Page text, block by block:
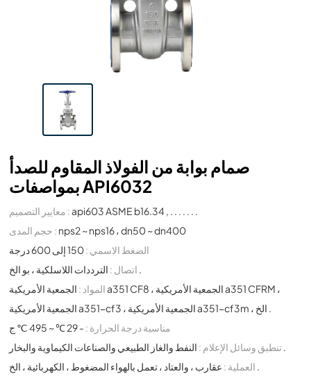
صمام بوابة من الفولاذ المقاوم للصدأ
بمواصفات API6032
معايير التصميم :api603 ASME b16.34 , . . . . . . .
حجم المدى : nps2 ~ nps16 ، dn50 ~ dn400
الضغط الاسمي :150 إلى 600 درجة
اتصال : الترددات اللاسلكية ، بو الخ .
المواد : الجمعية الأمريكية a351 CF8 ، الجمعية الأمريكية a351 CFRM ،
الجمعية الأمريكية a351-cf3 ، الجمعية الأمريكية a351-cf3m ، الخ .
مناسبة درجة الحرارة : - 29 ℃ ~ 495 ℃ ج
تنطبق وسائل الإعلام :النفط والغاز الطبيعي والصناعات الكيماوية والبخار .
العملية : عقارب ، والعتاد ، تعمل بالهواء المضغوط ، الكهربائية ، الخ .